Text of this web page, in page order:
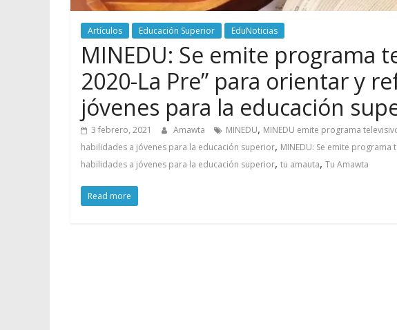
Artículos Educación Superior EduNoticias
MINEDU: Se emite programa
2020-La Pre” para orientar y
jóvenes para la educación
3 febrero, 2021 Amawta MINEDU, MINEDU emite programa
habilidades a jóvenes para la educación superior, MINEDU: Se emite
habilidades a jóvenes para la educación superior, tu amauta, Tu Amawta
Read more